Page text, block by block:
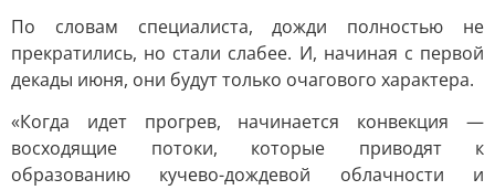
По словам специалиста, дожди полностью не
прекратились, но стали слабее. И, начиная с первой
декады июня, они будут только очагового характера.
«Когда идет прогрев, начинается конвекция —
восходящие потоки, которые приводят к
образованию кучево-дождевой облачности и